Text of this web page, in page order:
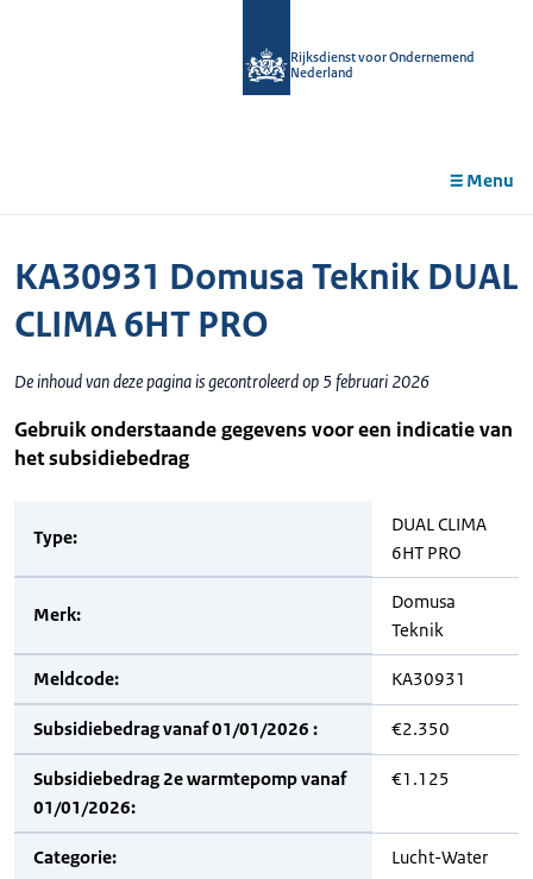
Rijksdienst voor Ondernemend
Nederland
Menu
KA30931 Domusa Teknik DUAL
CLIMA 6HT PRO
De inhoud van deze pagina is gecontroleerd op 5 februari 2026
Gebruik onderstaande gegevens voor een indicatie van
het subsidiebedrag
Type:
DUAL CLIMA
6HT PRO
Merk:
Domusa
Teknik
Meldcode: KA30931
Subsidiebedrag vanaf 01/01/2026 : €2.350
Subsidiebedrag 2e warmtepomp vanaf
01/01/2026:
€1.125
Categorie: Lucht-Water